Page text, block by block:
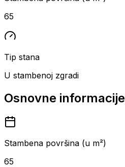
65
Tip stana
U stambenoj zgradi
Osnovne informacije
Stambena površina (u m²)
65